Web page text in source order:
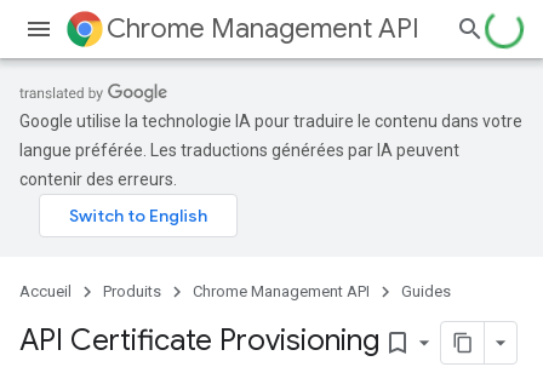
Chrome Management API
Google utilise la technologie IA pour traduire le contenu dans votre
langue préférée. Les traductions générées par IA peuvent
contenir des erreurs.
Accueil Produits Chrome Management API Guides
API Certificate Provisioning bookmark_border